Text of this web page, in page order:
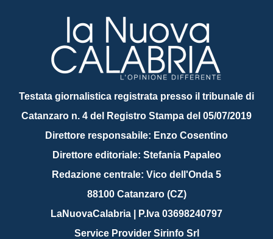
Testata giornalistica registrata presso il tribunale di
Catanzaro n. 4 del Registro Stampa del 05/07/2019
Direttore responsabile: Enzo Cosentino
Direttore editoriale: Stefania Papaleo
Redazione centrale: Vico dell'Onda 5
88100 Catanzaro (CZ)
LaNuovaCalabria | P.Iva 03698240797
Service Provider Sirinfo Srl